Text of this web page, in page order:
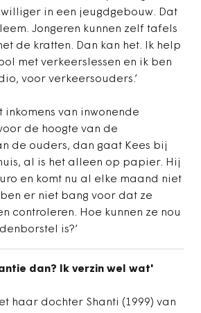
in een jeugdgebouw. Dat
Jongeren kunnen zelf tafels
de kratten. Dan kan het. Ik help
met verkeerslessen en ik ben
voor verkeersouders.’
inkomens van inwonende
de hoogte van de
de ouders, dan gaat Kees bij
al is het alleen op papier. Hij
en komt nu al elke maand niet
er niet bang voor dat ze
controleren. Hoe kunnen ze nou
is?’
dan? Ik verzin wel wat'
haar dochter Shanti (1999) van